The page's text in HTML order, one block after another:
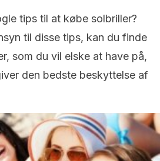
tips til at købe solbriller?
til disse tips, kan du finde
som du vil elske at have på,
den bedste beskyttelse af